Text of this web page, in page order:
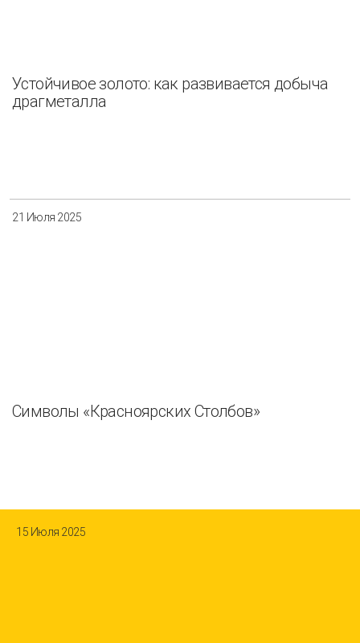
Устойчивое золото: как развивается добыча
драгметалла
21 Июля 2025
Символы «Красноярских Столбов»
15 Июля 2025